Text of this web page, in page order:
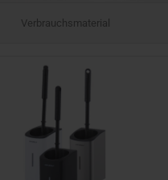
Verbrauchsmaterial